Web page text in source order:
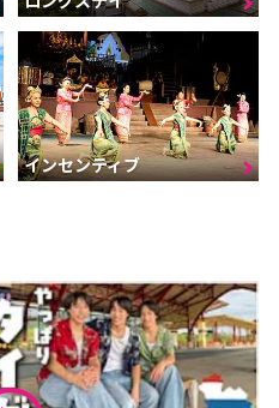
インセンティブ